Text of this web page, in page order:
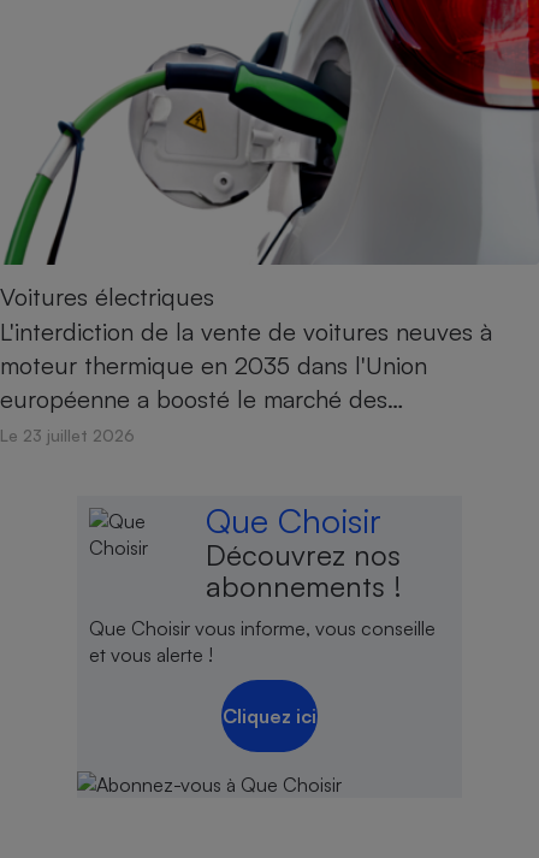
Voitures électriques
L'interdiction de la vente de voitures neuves à
moteur thermique en 2035 dans l'Union
européenne a boosté le marché des…
Le 23 juillet 2026
Que Choisir
Découvrez nos
abonnements !
Que Choisir vous informe, vous conseille
et vous alerte !
Cliquez ici